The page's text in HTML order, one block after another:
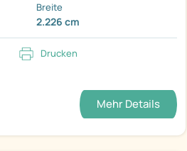
Breite
2.226 cm
Drucken
Mehr Details